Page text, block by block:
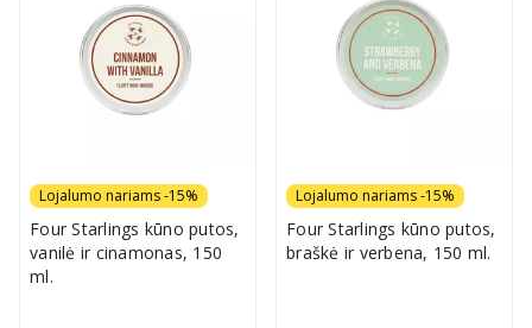
Lojalumo nariams -15%
Four Starlings kūno putos,
vanilė ir cinamonas, 150
ml.
Lojalumo nariams -15%
Four Starlings kūno putos,
braškė ir verbena, 150 ml.